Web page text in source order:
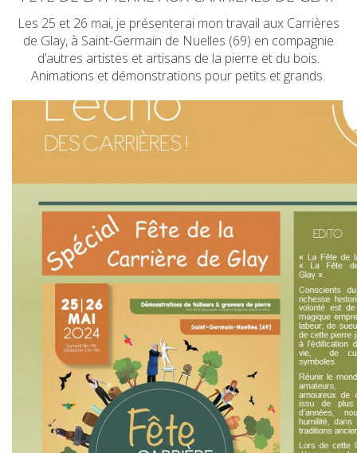
Les 25 et 26 mai, je présenterai mon travail aux Carrières
de Glay, à Saint-Germain de Nuelles (69) en compagnie
d’autres artistes et artisans de la pierre et du bois.
Animations et démonstrations pour petits et grands.